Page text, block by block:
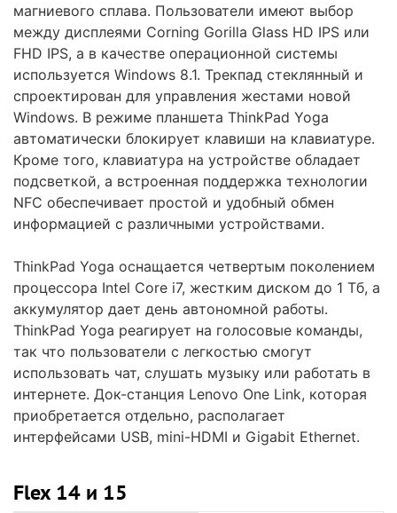
магниевого сплава. Пользователи имеют выбор
между дисплеями Corning Gorilla Glass HD IPS или
FHD IPS, а в качестве операционной системы
используется Windows 8.1. Трекпад стеклянный и
спроектирован для управления жестами новой
Windows. В режиме планшета ThinkPad Yoga
автоматически блокирует клавиши на клавиатуре.
Кроме того, клавиатура на устройстве обладает
подсветкой, а встроенная поддержка технологии
NFC обеспечивает простой и удобный обмен
информацией с различными устройствами.
ThinkPad Yoga оснащается четвертым поколением
процессора Intel Core i7, жестким диском до 1 Тб, а
аккумулятор дает день автономной работы.
ThinkPad Yoga реагирует на голосовые команды,
так что пользователи с легкостью смогут
использовать чат, слушать музыку или работать в
интернете. Док-станция Lenovo One Link, которая
приобретается отдельно, располагает
интерфейсами USB, mini-HDMI и Gigabit Ethernet.
Flex 14 и 15